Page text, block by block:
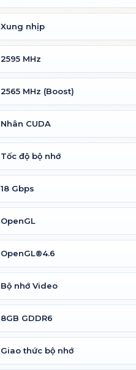
Xung nhịp
2595 MHz
2565 MHz (Boost)
Nhân CUDA
Tốc độ bộ nhớ
18 Gbps
OpenGL
OpenGL®4.6
Bộ nhớ Video
8GB GDDR6
Giao thức bộ nhớ